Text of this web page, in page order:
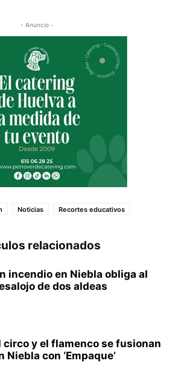
- Anuncio -
Noticias Recortes educativos
relacionados
incendio en Niebla obliga al
de dos aldeas
circo y el flamenco se fusionan
Niebla con ‘Empaque’